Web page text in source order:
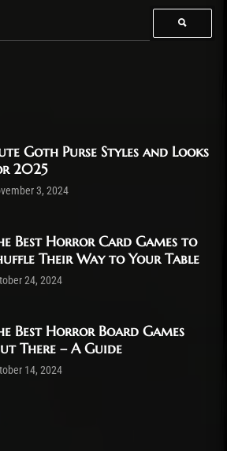
Goth Purse Styles and Looks
2025
3, 2024
Best Horror Card Games to
Their Way to Your Table
24, 2024
Best Horror Board Games
There – A Guide
14, 2024